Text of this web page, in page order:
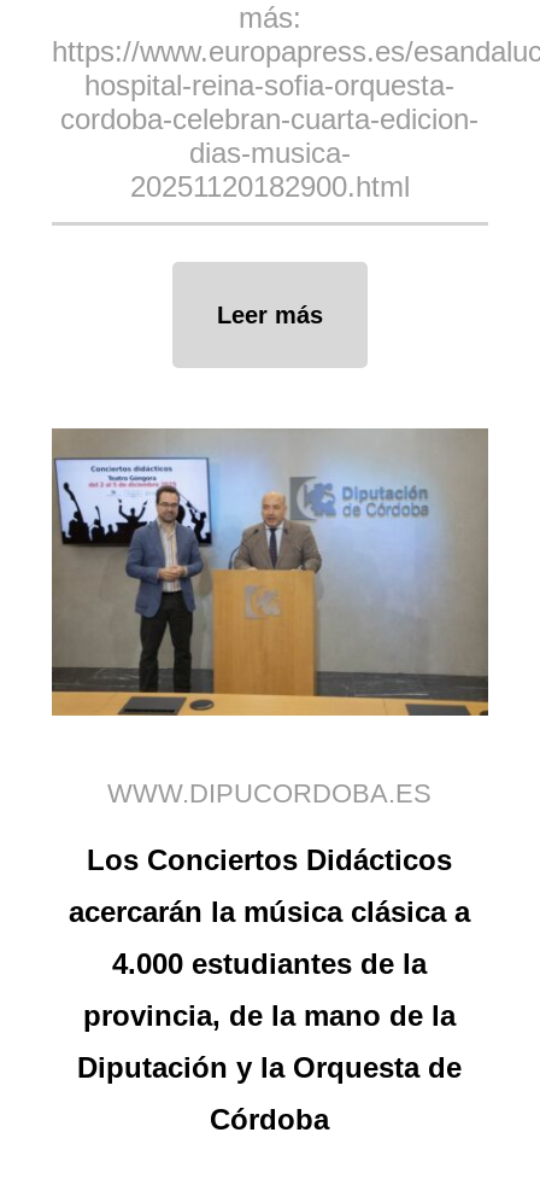
más:
https://www.europapress.es/
hospital-reina-sofia-orquesta-
cordoba-celebran-cuarta-edicion-
dias-musica-
20251120182900.html
Leer más
WWW.DIPUCORDOBA.ES
Los Conciertos Didácticos
acercarán la música clásica a
4.000 estudiantes de la
provincia, de la mano de la
Diputación y la Orquesta de
Córdoba